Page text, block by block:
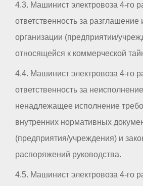
4.3. Машинист электровоза 4-го
ответственность за
организации (предприятии/
относящейся к коммерческой
4.4. Машинист электровоза 4-го
ответственность за
ненадлежащее исполнение
внутренних нормативных
(предприятия/учреждения) и
распоряжений руководства.
4.5. Машинист электровоза 4-го